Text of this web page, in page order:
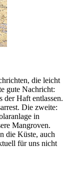
die leicht
gute Nachricht:
der Haft entlassen.
Die zweite:
in
Mangroven.
die Küste, auch
für uns nicht